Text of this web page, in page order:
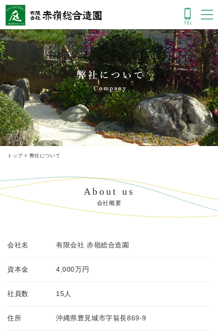
弊社について
トップ> 弊社について
About us
会社概要
会社名 有限会社 赤嶺総合造園
資本金 4,000万円
社員数 15人
住所 沖縄県豊見城市字翁長869-9